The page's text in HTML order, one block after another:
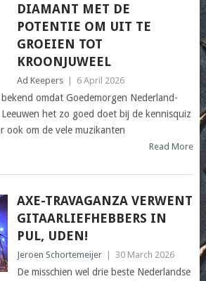
DIAMANT MET DE
POTENTIE OM UIT TE
GROEIEN TOT
KROONJUWEEL
Ad Keepers 6 April 2026
omdat Goedemorgen Nederland-
het zo goed doet bij de kennisquiz
ook om de vele muzikanten
Read More
AXE-TRAVAGANZA VERWENT
GITAARLIEFHEBBERS IN
PUL, UDEN!
Jeroen Schortemeijer 30 March 2026
De misschien wel drie beste Nederlandse